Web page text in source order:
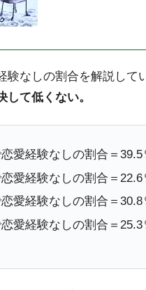
験なしの割合を解説して
て低くない。
愛経験なしの割合＝39.5
愛経験なしの割合＝22.6
愛経験なしの割合＝30.8
愛経験なしの割合＝25.3